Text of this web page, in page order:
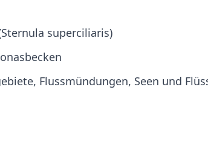
superciliaris)
Flussmündungen, Seen und